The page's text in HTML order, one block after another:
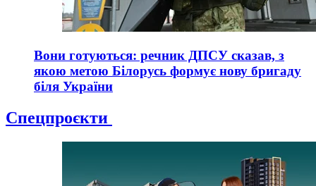
Вони готуються: речник ДПСУ сказав, з
якою метою Білорусь формує нову бригаду
біля України
Спецпроєкти